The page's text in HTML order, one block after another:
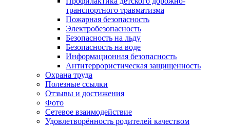
транспортного травматизма
Пожарная безопасность
Электробезопасность
Безопасность на льду
Безопасность на воде
Информационная безопасность
Антитеррористическая защищенность
Охрана труда
Полезные ссылки
Отзывы и достижения
Фото
Сетевое взаимодействие
Удовлетворённость родителей качеством